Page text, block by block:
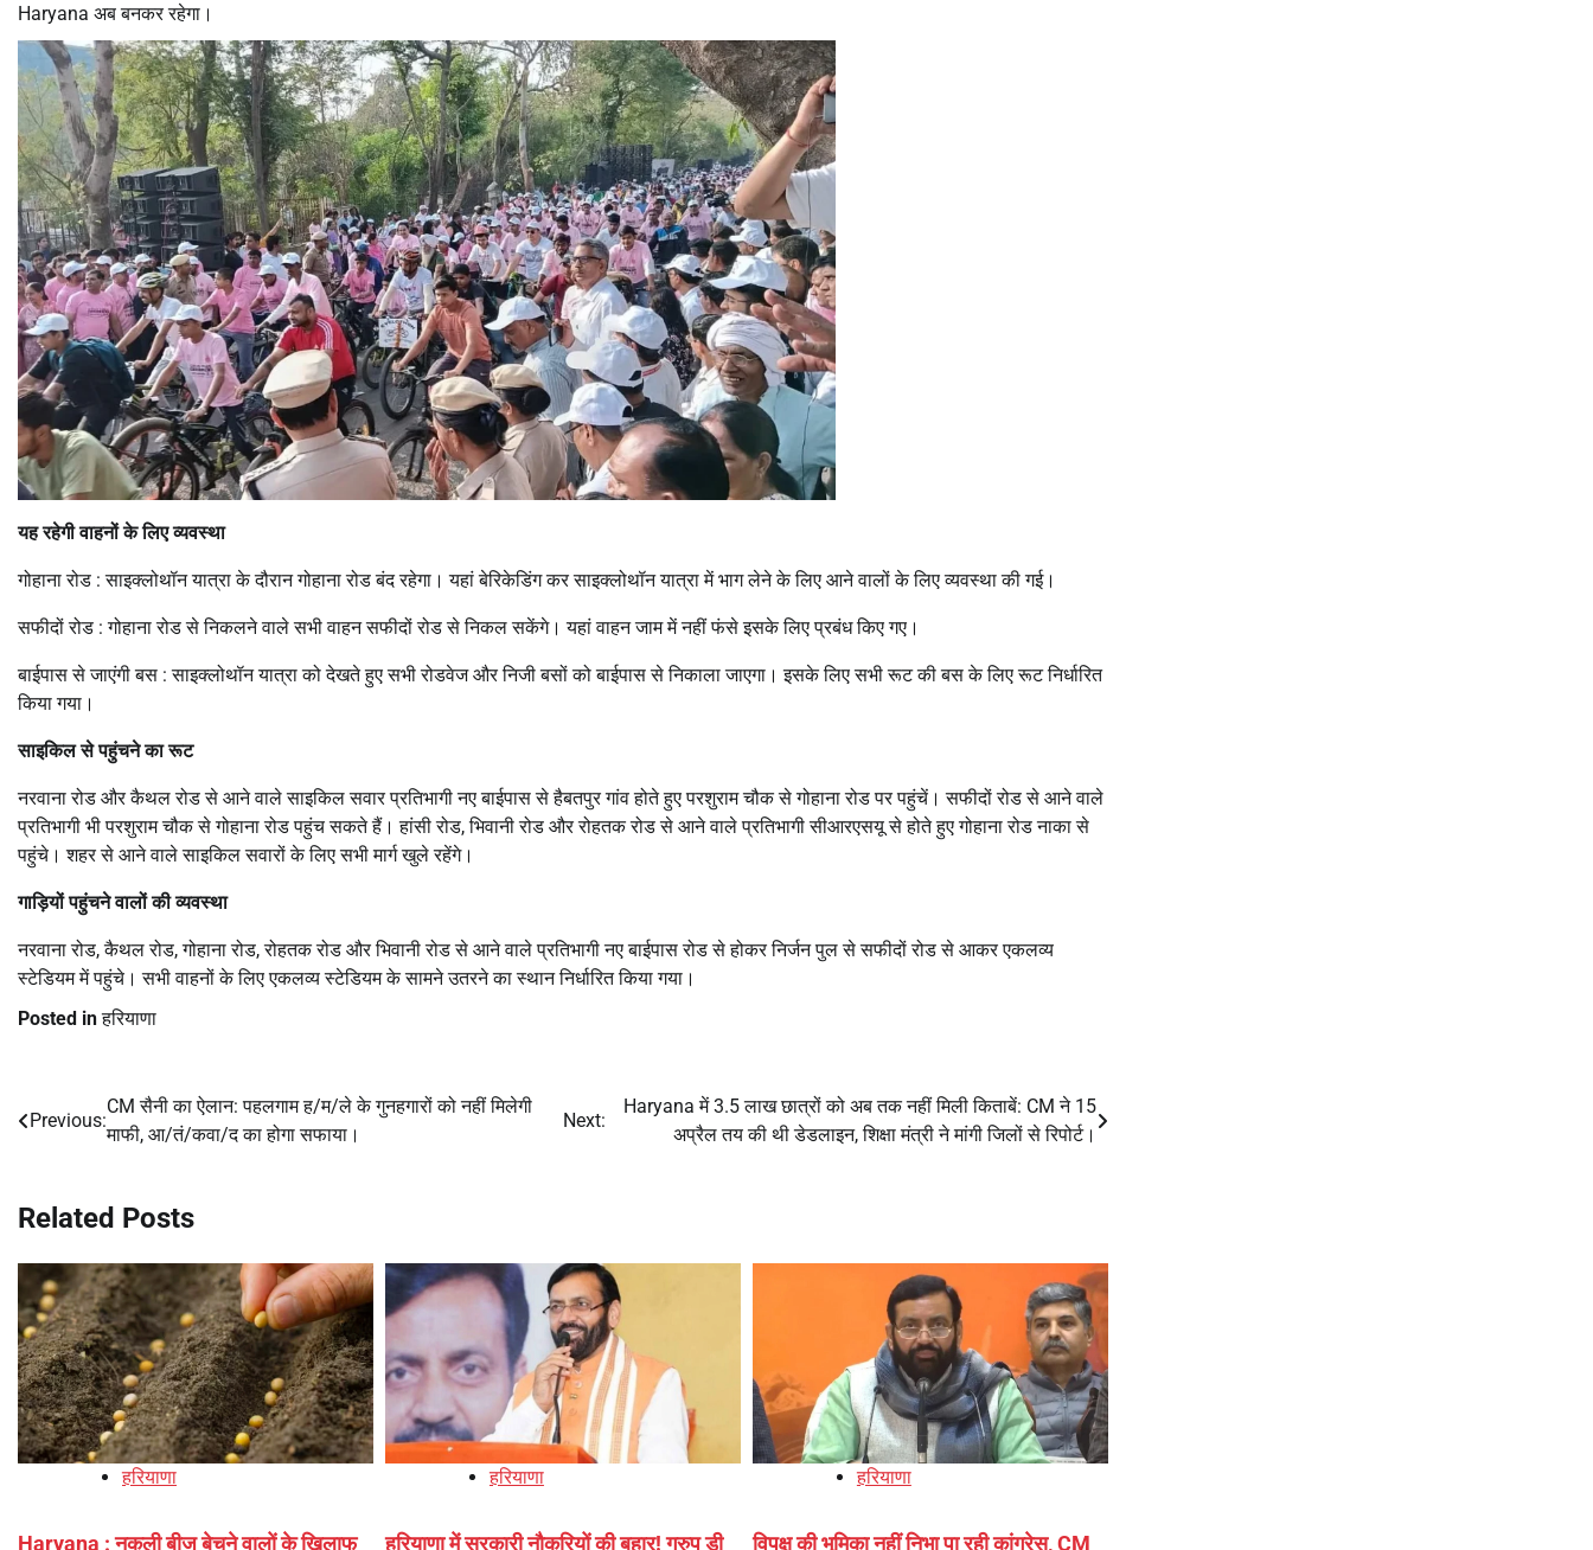
Haryana अब बनकर रहेगा।
यह रहेगी वाहनों के लिए व्यवस्था
गोहाना रोड : साइक्लोथॉन यात्रा के दौरान गोहाना रोड बंद रहेगा। यहां बेरिकेडिंग कर साइक्लोथॉन यात्रा में भाग लेने के लिए आने वालों के लिए व्यवस्था की गई।
सफीदों रोड : गोहाना रोड से निकलने वाले सभी वाहन सफीदों रोड से निकल सकेंगे। यहां वाहन जाम में नहीं फंसे इसके लिए प्रबंध किए गए।
बाईपास से जाएंगी बस : साइक्लोथॉन यात्रा को देखते हुए सभी रोडवेज और निजी बसों को बाईपास से निकाला जाएगा। इसके लिए सभी रूट की बस के लिए रूट निर्धारित
किया गया।
साइकिल से पहुंचने का रूट
नरवाना रोड और कैथल रोड से आने वाले साइकिल सवार प्रतिभागी नए बाईपास से हैबतपुर गांव होते हुए परशुराम चौक से गोहाना रोड पर पहुंचें। सफीदों रोड से आने वाले
प्रतिभागी भी परशुराम चौक से गोहाना रोड पहुंच सकते हैं। हांसी रोड, भिवानी रोड और रोहतक रोड से आने वाले प्रतिभागी सीआरएसयू से होते हुए गोहाना रोड नाका से
पहुंचे। शहर से आने वाले साइकिल सवारों के लिए सभी मार्ग खुले रहेंगे।
गाड़ियों पहुंचने वालों की व्यवस्था
नरवाना रोड, कैथल रोड, गोहाना रोड, रोहतक रोड और भिवानी रोड से आने वाले प्रतिभागी नए बाईपास रोड से होकर निर्जन पुल से सफीदों रोड से आकर एकलव्य
स्टेडियम में पहुंचे। सभी वाहनों के लिए एकलव्य स्टेडियम के सामने उतरने का स्थान निर्धारित किया गया।
Posted inहरियाणा
Post
Previous:
CM सैनी का ऐलान: पहलगाम ह/म/ले के गुनहगारों को नहीं मिलेगी
माफी, आ/तं/कवा/द का होगा सफाया।
Next:
Haryana में 3.5 लाख छात्रों को अब तक नहीं मिली किताबें: CM ने 15
अप्रैल तय की थी डेडलाइन, शिक्षा मंत्री ने मांगी जिलों से रिपोर्ट।
Related Posts
हरियाणा
Haryana : नकली बीज बेचने वालों के खिलाफ
हरियाणा
हरियाणा में सरकारी नौकरियों की बहार! ग्रुप डी
हरियाणा
विपक्ष की भूमिका नहीं निभा पा रही कांग्रेस, CM